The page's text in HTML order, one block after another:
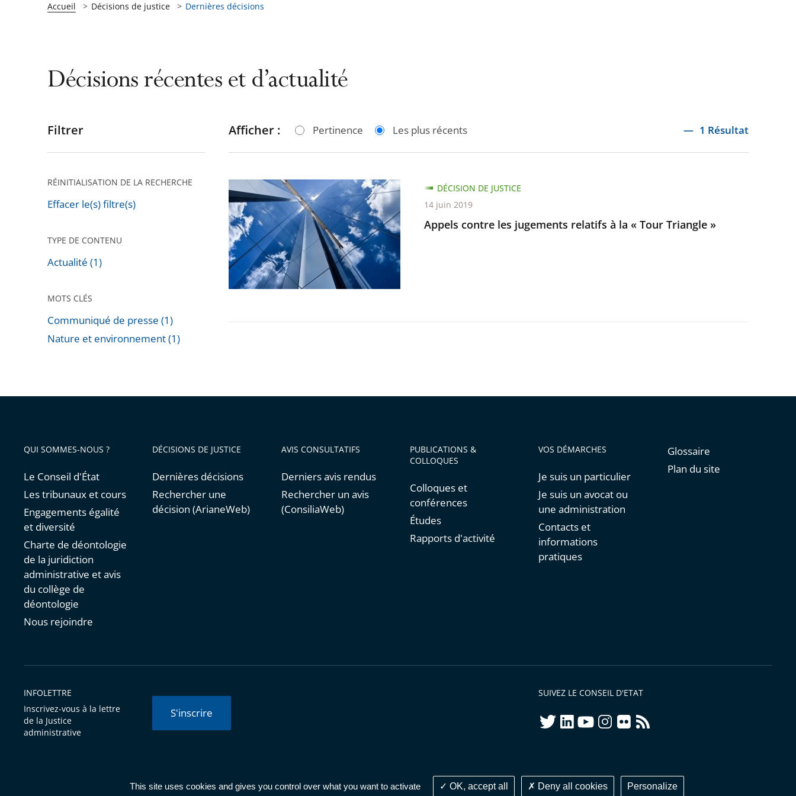
This site uses cookies and gives you control over what you want to activate OK, accept all Deny all cookies Personalize
Accueil Décisions de justice Dernières décisions
Décisions récentes et d’actualité
Passer
pour
après
Filtrer
RÉINITIALISATION DE LA RECHERCHE
Effacer le(s) filtre(s)
TYPE DE CONTENU
Actualité (1)
MOTS CLÉS
Communiqué de presse (1)
Nature et environnement (1)
Afficher : Pertinence Les plus récents 1 Résultat
Appels
contre
les
jugements
relatifs
à
la
Appels contre les jugements relatifs à la « Tour Triangle »
DÉCISION DE JUSTICE
14 juin 2019
QUI SOMMES-NOUS ?
Le Conseil d'État
Les tribunaux et cours
Engagements égalité
et diversité
Charte de déontologie
de la juridiction
administrative et avis
du collège de
déontologie
Nous rejoindre
DÉCISIONS DE JUSTICE
Dernières décisions
Rechercher une
décision (ArianeWeb)
AVIS CONSULTATIFS
Derniers avis rendus
Rechercher un avis
(ConsiliaWeb)
PUBLICATIONS &
COLLOQUES
Colloques et
conférences
Études
Rapports d'activité
VOS DÉMARCHES
Je suis un particulier
Je suis un avocat ou
une administration
Contacts et
informations
pratiques
Glossaire
Plan du site
INFOLETTRE
Inscrivez-vous à la lettre
de la Justice
administrative
S'inscrire
SUIVEZ LE CONSEIL D'ETAT
twitterlinkedInyoutubeinstagram
flickrrss
Publications administratives-Accessibilité : partiellement conforme